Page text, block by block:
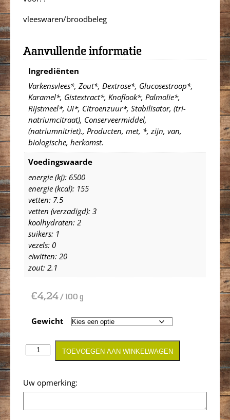
vleeswaren/broodbeleg
Aanvullende informatie
Ingrediënten
Varkensvlees*, Zout*, Dextrose*, Glucosestroop*,
Karamel*, Gistextract*, Knoflook*, Palmolie*,
Rijstmeel*, Ui*, Citroenzuur*, Stabilisator, (tri-
natriumcitraat), Conserveermiddel,
(natriumnitriet)., Producten, met, *, zijn, van,
biologische, herkomst.
Voedingswaarde
energie (kj): 6500
energie (kcal): 155
vetten: 7.5
vetten (verzadigd): 3
koolhydraten: 2
suikers: 1
vezels: 0
eiwitten: 20
zout: 2.1
€4,24/ 100 g
Gewicht
Opmerking
TOEVOEGEN AAN WINKELWAGEN